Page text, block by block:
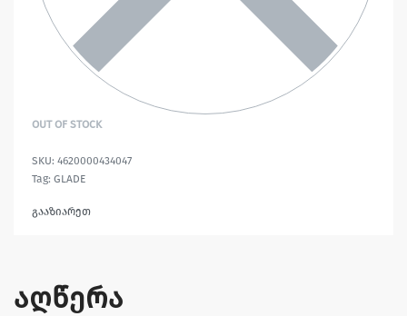
OUT OF STOCK
4620000434047
Tag: GLADE
გააზიარეთ
აღწერა